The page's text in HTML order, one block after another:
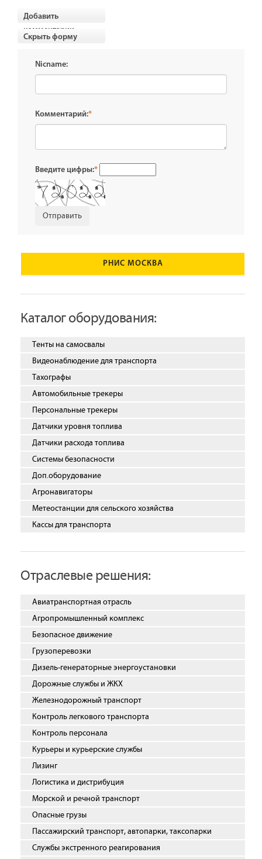
Добавить
комментарии
Скрыть форму
Nicname:
Комментарий:*
Введите цифры:*
РНИС МОСКВА
Каталог оборудования:
Тенты на самосвалы
Видеонаблюдение для транспорта
Тахографы
Автомобильные трекеры
Персональные трекеры
Датчики уровня топлива
Датчики расхода топлива
Системы безопасности
Доп.оборудование
Агронавигаторы
Метеостанции для сельского хозяйства
Кассы для транспорта
Отраслевые решения:
Авиатранспортная отрасль
Агропромышленный комплекс
Безопасное движение
Грузоперевозки
Дизель-генераторные энергоустановки
Дорожные службы и ЖКХ
Железнодорожный транспорт
Контроль легкового транспорта
Контроль персонала
Курьеры и курьерские службы
Лизинг
Логистика и дистрибуция
Морской и речной транспорт
Опасные грузы
Пассажирский транспорт, автопарки, таксопарки
Службы экстренного реагирования